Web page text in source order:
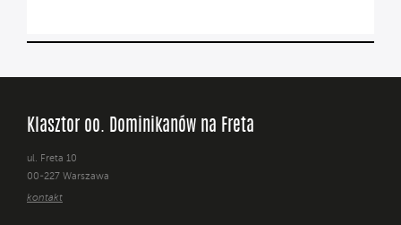
Klasztor oo. Dominikanów na Freta
ul. Freta 10
00-227 Warszawa
kontakt